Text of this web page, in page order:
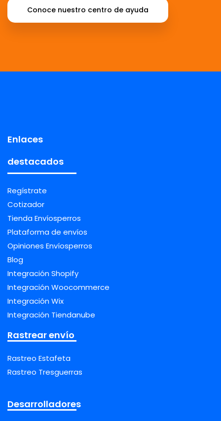
Conoce nuestro centro de ayuda
Enlaces
destacados
Regístrate
Cotizador
Tienda Envíosperros
Plataforma de envíos
Opiniones Envíosperros
Blog
Integración Shopify
Integración Woocommerce
Integración Wix
Integración Tiendanube
Rastrear envío
Rastreo Estafeta
Rastreo Tresguerras
Desarrolladores